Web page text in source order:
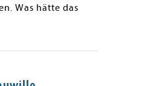
Was hätte das